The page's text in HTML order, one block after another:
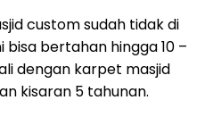
custom sudah tidak di
bisa bertahan hingga 10 –
dengan karpet masjid
kisaran 5 tahunan.